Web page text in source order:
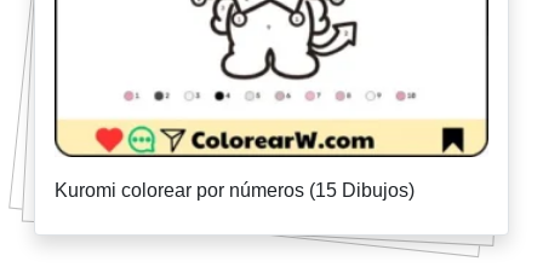
Kuromi colorear por números (15 Dibujos)